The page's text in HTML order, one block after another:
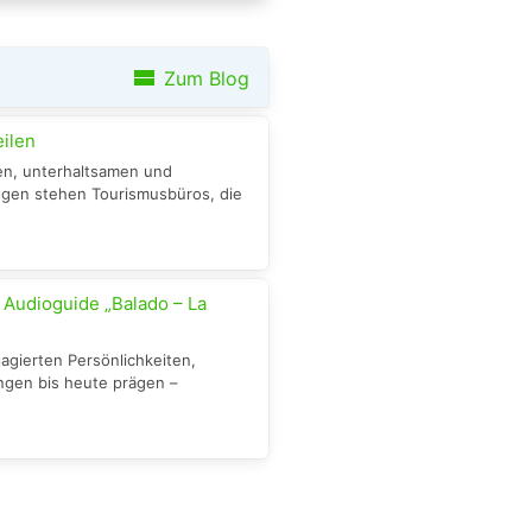
view_stream Zum Blog
unterhaltsamen und
stehen Tourismusbüros, die
„Balado – La
Persönlichkeiten,
bis heute prägen –